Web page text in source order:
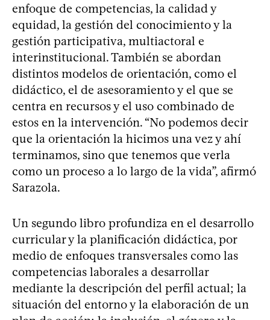
enfoque de competencias, la calidad y
equidad, la gestión del conocimiento y la
gestión participativa, multiactoral e
interinstitucional. También se abordan
distintos modelos de orientación, como el
didáctico, el de asesoramiento y el que se
centra en recursos y el uso combinado de
estos en la intervención. “No podemos decir
que la orientación la hicimos una vez y ahí
terminamos, sino que tenemos que verla
como un proceso a lo largo de la vida”, afirmó
Sarazola.
Un segundo libro profundiza en el desarrollo
curricular y la planificación didáctica, por
medio de enfoques transversales como las
competencias laborales a desarrollar
mediante la descripción del perfil actual; la
situación del entorno y la elaboración de un